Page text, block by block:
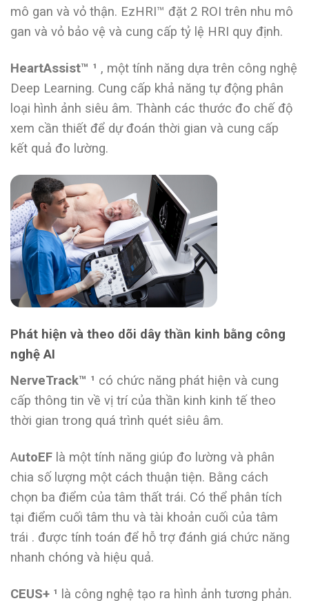
mô gan và vỏ thận. EzHRI™ đặt 2 ROI trên nhu mô
gan và vỏ bảo vệ và cung cấp tỷ lệ HRI quy định.
HeartAssist™ ¹ , một tính năng dựa trên công nghệ
Deep Learning. Cung cấp khả năng tự động phân
loại hình ảnh siêu âm. Thành các thước đo chế độ
xem cần thiết để dự đoán thời gian và cung cấp
kết quả đo lường.
Phát hiện và theo dõi dây thần kinh bằng công
nghệ AI
NerveTrack™ ¹ có chức năng phát hiện và cung
cấp thông tin về vị trí của thần kinh kinh tế theo
thời gian trong quá trình quét siêu âm.
AutoEF là một tính năng giúp đo lường và phân
chia số lượng một cách thuận tiện. Bằng cách
chọn ba điểm của tâm thất trái. Có thể phân tích
tại điểm cuối tâm thu và tài khoản cuối của tâm
trái . được tính toán để hỗ trợ đánh giá chức năng
nhanh chóng và hiệu quả.
CEUS+ ¹ là công nghệ tạo ra hình ảnh tương phản.